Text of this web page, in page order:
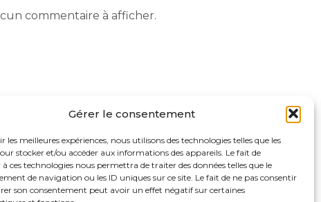
Gérer le consentement
les meilleures expériences, nous utilisons des technologies telles que les
stocker et/ou accéder aux informations des appareils. Le fait de
ces technologies nous permettra de traiter des données telles que le
de navigation ou les ID uniques sur ce site. Le fait de ne pas consentir
son consentement peut avoir un effet négatif sur certaines
commentaire à afficher.